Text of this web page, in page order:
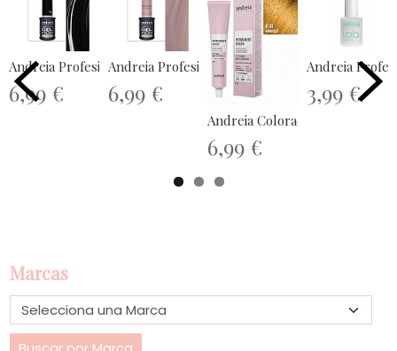
Marcas
Andreia Profesional The Gel Polish...
6,99 €
Andreia Profesional The Gel Polish...
6,99 €
Andreia Coloración
6,99 €
Andreia
3,99 €